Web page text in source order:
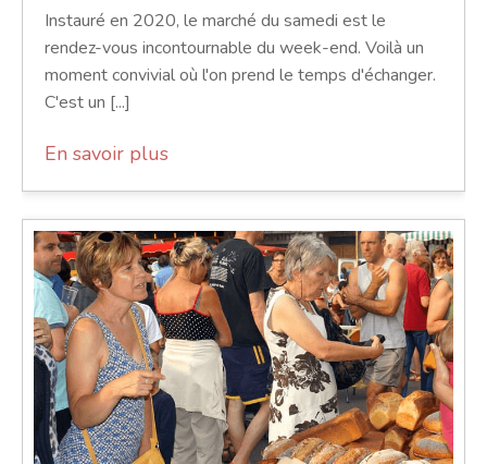
Instauré en 2020, le marché du samedi est le
rendez-vous incontournable du week-end. Voilà un
moment convivial où l'on prend le temps d'échanger.
C'est un [...]
En savoir plus